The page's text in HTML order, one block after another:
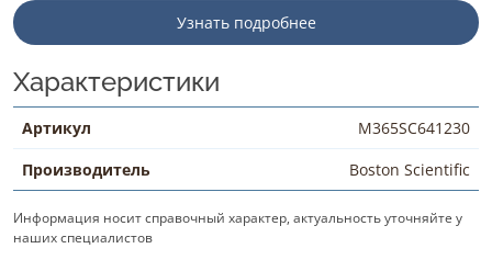
Узнать подробнее
Характеристики
Артикул
M365SC641230
Производитель
Boston Scientific
Информация носит справочный характер, актуальность уточняйте у
наших специалистов